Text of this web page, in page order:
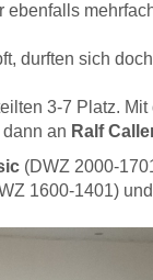
ebenfalls
durften sich
3-7 Platz. Mit
an Ralf
(DWZ 2000-
1600-1401)